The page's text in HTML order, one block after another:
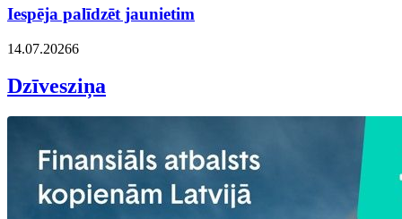
Iespēja palīdzēt jaunietim
14.07.20266
Dzīvesziņa